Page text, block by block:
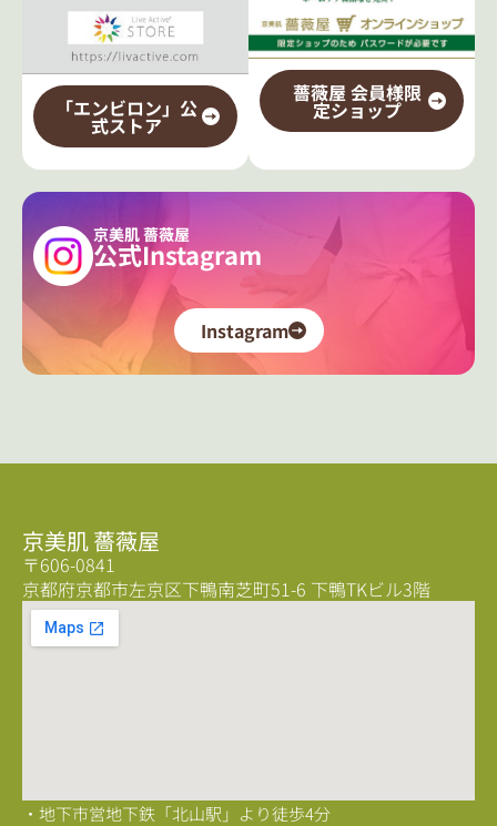
「エンビロン」公
式ストア
薔薇屋 会員様限
定ショップ
京美肌 薔薇屋
公式Instagram
Instagram
京美肌 薔薇屋
〒606-0841
京都府京都市左京区下鴨南芝町51-6 下鴨TKビル3階
・地下市営地下鉄「北山駅」より徒歩4分